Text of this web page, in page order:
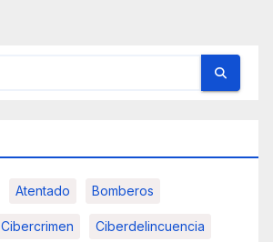
Atentado Bomberos
Cibercrimen Ciberdelincuencia